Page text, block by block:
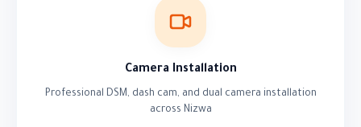
Camera Installation
Professional DSM, dash cam, and dual camera installation
across Nizwa